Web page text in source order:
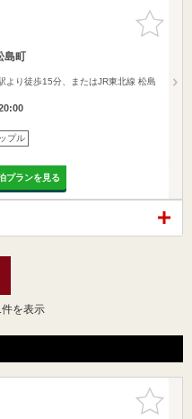
お気に入
りに追加
島町
より徒歩15分、またはJR東北線 松島
プル
プランを見る
を表示
お気に入
りに追加